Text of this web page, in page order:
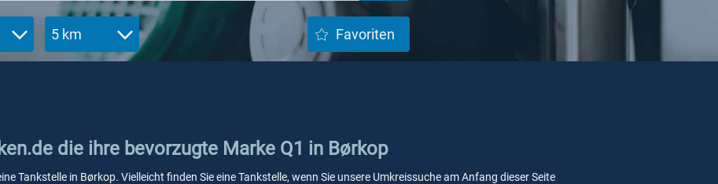
5 km Favoriten
die ihre bevorzugte Marke Q1 in Børkop
Tankstelle in Børkop. Vielleicht finden Sie eine Tankstelle, wenn Sie unsere Umkreissuche am Anfang dieser Seite